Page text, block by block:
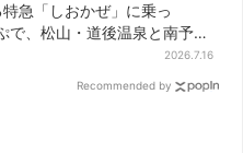
急「しおかぜ」に乗っ
、松山・道後温泉と南予を
2026.7.16
Recommended by